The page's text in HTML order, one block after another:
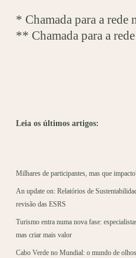
* Chamada para a rede
** Chamada para a
Leia os últimos artigos:
Milhares de participantes, mas que
An update on: Relatórios de
revisão das ESRS
Turismo entra numa nova fase:
mas criar mais valor
Cabo Verde no Mundial: o mundo de